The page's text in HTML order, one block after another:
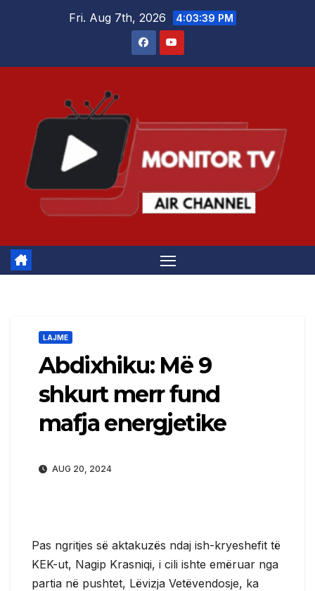
Fri. Aug 7th, 2026 4:03:40 PM
LAJME
Abdixhiku: Më 9
shkurt merr fund
mafja energjetike
AUG 20, 2024
Pas ngritjes së aktakuzës ndaj ish-kryeshefit të
KEK-ut, Nagip Krasniqi, i cili ishte emëruar nga
partia në pushtet, Lëvizja Vetëvendosje, ka